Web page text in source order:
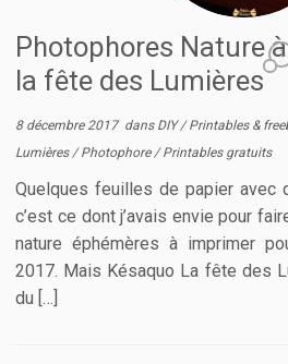
Photophores Nature
la fête des Lumières
1
8 décembre 2017dans DIY/Printables &
Lumières /Photophore /Printables gratuits
Quelques feuilles de papier
c’est ce dont j’avais envie pour
nature éphémères à imprimer
2017. Mais Késaquo La fête des
du […]